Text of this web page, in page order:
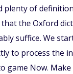
plenty of
that the Oxford
suffice. We
to process the
game Now.